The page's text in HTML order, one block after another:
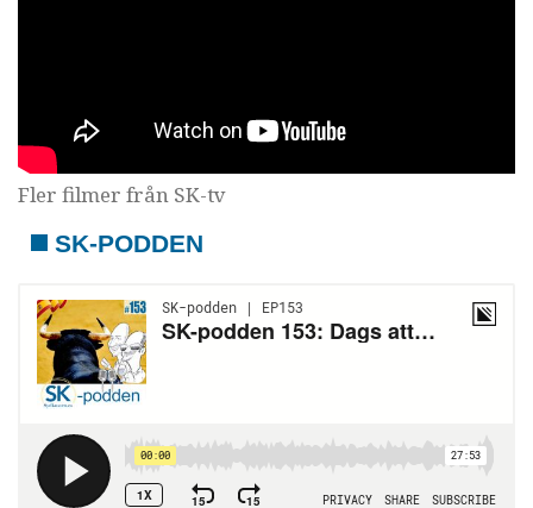
Fler filmer från SK-tv
SK-PODDEN